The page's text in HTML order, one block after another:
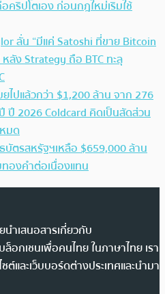
ริปโตเอง ก่อนกฎใหม่เริ่มใช้
ลั่น “มีแค่ Satoshi ที่ขาย Bitcoin
ลัง Strategy ถือ BTC ทะลุ
ไปแล้วกว่า $1,200 ล้าน จาก 276
ปี 2026 Coldcard คิดเป็นสัดส่วน
มด
บัตรสหรัฐฯเหลือ $659,000 ล้าน
องคำต่อเนื่องแทน
ำเสนอสารเกี่ยวกับ
อกเชนเพื่อคนไทย ในภาษาไทย เรา
และเว็บบอร์ดต่างประเทศและนำมา